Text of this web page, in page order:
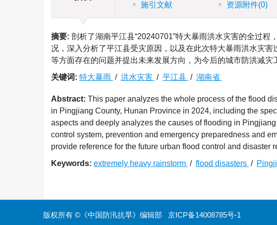
施引文献
资源附件(0)
摘要: 剖析了湖南平江县“20240701”特大暴雨洪水灾害的全过
况，深入分析了平江县受灾原因，以及在此次特大暴雨洪水灾
等方面存在的问题并提出未来发展方向，为今后的城市防洪减灾
关键词: 特大暴雨 / 洪水灾害 / 平江县 / 湖南省
Abstract: This paper analyzes the whole process of the flood
in Pingjiang County, Hunan Province in 2024, including the
aspects and deeply analyzes the causes of flooding in
control system, prevention and emergency preparedness and
provide reference for the future urban flood control and disaster
Keywords: extremely heavy rainstorm / flood disasters /
版权所有 ©《中国防汛抗旱》编辑部 京ICP备14008785号-1